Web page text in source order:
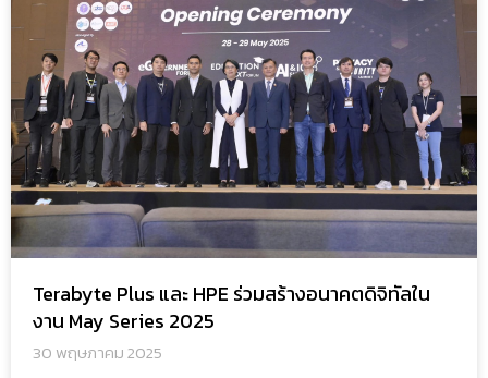
Terabyte Plus และ HPE ร่วมสร้างอนาคตดิจิทัลใน
งาน May Series 2025
30 พฤษภาคม 2025